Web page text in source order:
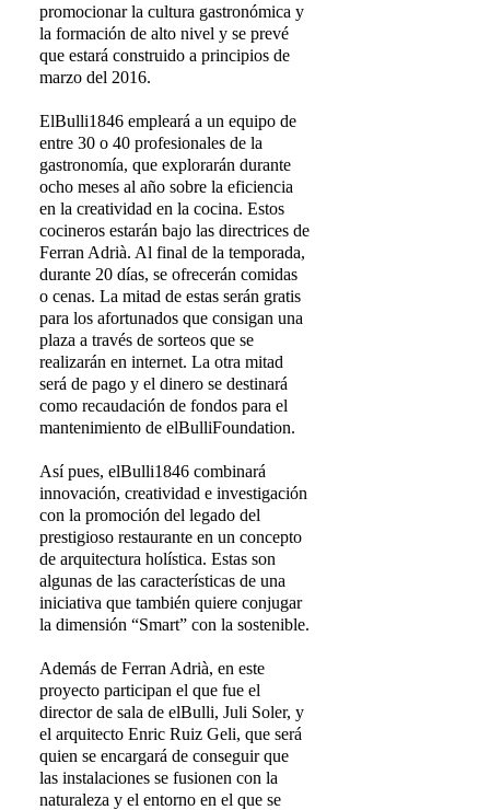
promocionar la cultura gastronómica y
la formación de alto nivel y se prevé
que estará construido a principios de
marzo del 2016.
ElBulli1846 empleará a un equipo de
entre 30 o 40 profesionales de la
gastronomía, que explorarán durante
ocho meses al año sobre la eficiencia
en la creatividad en la cocina. Estos
cocineros estarán bajo las directrices de
Ferran Adrià. Al final de la temporada,
durante 20 días, se ofrecerán comidas
o cenas. La mitad de estas serán gratis
para los afortunados que consigan una
plaza a través de sorteos que se
realizarán en internet. La otra mitad
será de pago y el dinero se destinará
como recaudación de fondos para el
mantenimiento de elBulliFoundation.
Así pues, elBulli1846 combinará
innovación, creatividad e investigación
con la promoción del legado del
prestigioso restaurante en un concepto
de arquitectura holística. Estas son
algunas de las características de una
iniciativa que también quiere conjugar
la dimensión “Smart” con la sostenible.
Además de Ferran Adrià, en este
proyecto participan el que fue el
director de sala de elBulli, Juli Soler, y
el arquitecto Enric Ruiz Geli, que será
quien se encargará de conseguir que
las instalaciones se fusionen con la
naturaleza y el entorno en el que se